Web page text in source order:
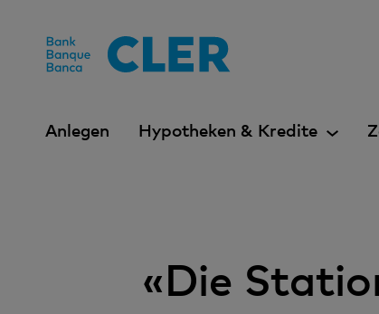
Anlegen Hypotheken & Kredite
«Die